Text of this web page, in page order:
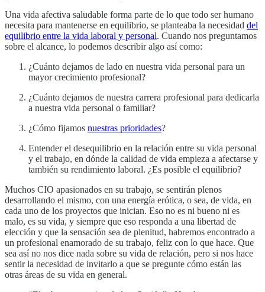
Una vida afectiva saludable forma parte de lo que todo ser humano
necesita para mantenerse en equilibrio, se planteaba la necesidad del
equilibrio entre la vida laboral y personal. Cuando nos preguntamos
sobre el alcance, lo podemos describir algo así como:
¿Cuánto dejamos de lado en nuestra vida personal para un
mayor crecimiento profesional?
¿Cuánto dejamos de nuestra carrera profesional para dedicarla
a nuestra vida personal o familiar?
¿Cómo fijamos nuestras prioridades?
Entender el desequilibrio en la relación entre su vida personal
y el trabajo, en dónde la calidad de vida empieza a afectarse y
también su rendimiento laboral. ¿Es posible el equilibrio?
Muchos CIO apasionados en su trabajo, se sentirán plenos
desarrollando el mismo, con una energía erótica, o sea, de vida, en
cada uno de los proyectos que inician. Eso no es ni bueno ni es
malo, es su vida, y siempre que eso responda a una libertad de
elección y que la sensación sea de plenitud, habremos encontrado a
un profesional enamorado de su trabajo, feliz con lo que hace. Que
sea así no nos dice nada sobre su vida de relación, pero si nos hace
sentir la necesidad de invitarlo a que se pregunte cómo están las
otras áreas de su vida en general.